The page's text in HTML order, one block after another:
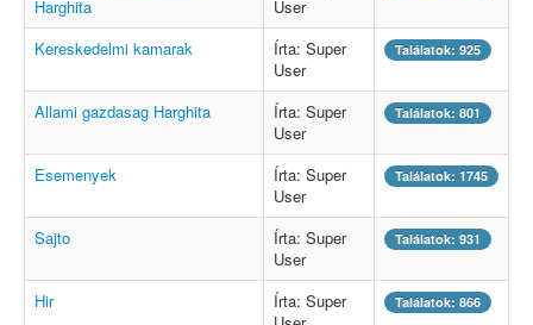
Harghita
User
Kereskedelmi kamarak
Írta: Super
User
Találatok: 925
Allami gazdasag Harghita
Írta: Super
User
Találatok: 801
Esemenyek
Írta: Super
User
Találatok: 1745
Sajto
Írta: Super
User
Találatok: 931
Hir
Írta: Super
Találatok: 866